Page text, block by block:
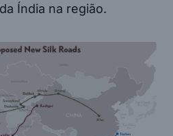
Índia na região.